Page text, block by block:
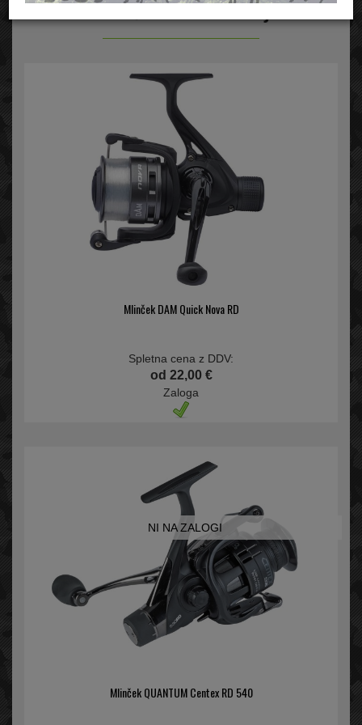
Mlinčki zavora zadaj
Mlinček DAM Quick Nova RD
Spletna cena z DDV:
od 22,00 €
Zaloga
NI NA ZALOGI
Mlinček QUANTUM Centex RD 540